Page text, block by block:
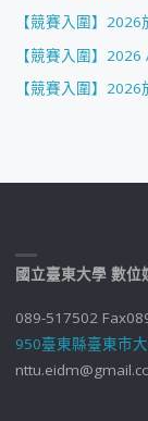
【競賽入圍】
【競賽入圍】
【競賽入圍】
國立臺東大學 數位
089-517502
950臺東縣臺東市